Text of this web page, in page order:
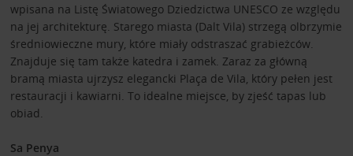
wpisana na Listę Światowego Dziedzictwa UNESCO ze względu
na jej architekturę. Starego miasta (Dalt Vila) strzegą olbrzymie
średniowieczne mury, które miały odstraszać grabieżców.
Znajduje się tam także katedra i zamek. Zaraz za główną
bramą miasta ujrzysz elegancki Plaça de Vila, który pełen jest
restauracji i kawiarni. To idealne miejsce, by zjeść tapas lub
obiad.
Sa Penya